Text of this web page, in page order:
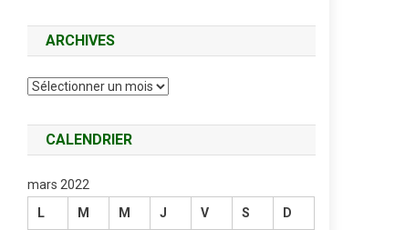
ARCHIVES
Archives
CALENDRIER
mars 2022
L
M M J V S D